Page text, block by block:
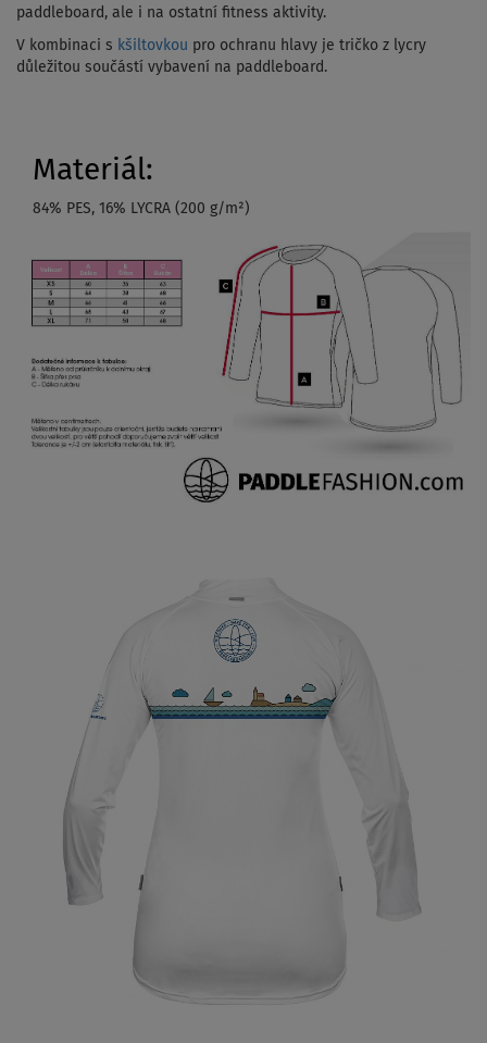
paddleboard, ale i na ostatní fitness aktivity.
V kombinaci s kšiltovkou pro ochranu hlavy je tričko z lycry
důležitou součástí vybavení na paddleboard.
Materiál:
84% PES, 16% LYCRA (200 g/m²)